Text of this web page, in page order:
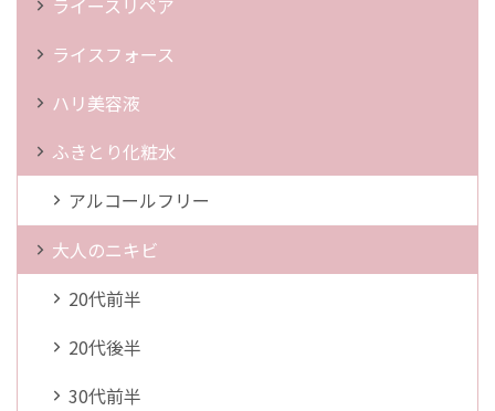
ライースリペア
ライスフォース
ハリ美容液
ふきとり化粧水
アルコールフリー
大人のニキビ
20代前半
20代後半
30代前半